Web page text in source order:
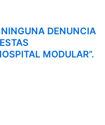
DENUNCIA
MODULAR”.